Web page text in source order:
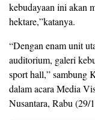
kebudayaan ini akan
hektare,”katanya.
“Dengan enam unit
auditorium, galeri
sport hall,” sambung
dalam acara Media
Nusantara, Rabu (29/